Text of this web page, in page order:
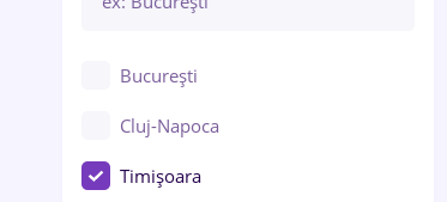
București
Cluj-Napoca
Timișoara